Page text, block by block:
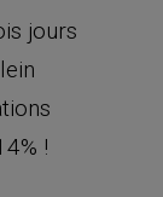
jours
!